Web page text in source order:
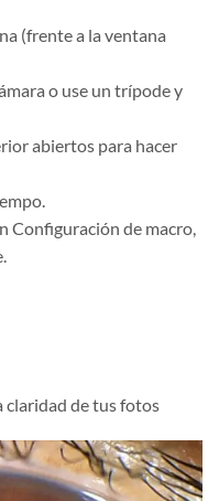
(frente a la ventana
o use un trípode y
abiertos para hacer
Configuración de macro,
claridad de tus fotos